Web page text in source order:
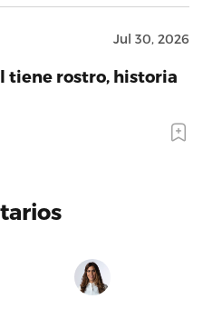
Jul 30, 2026
tiene rostro, historia